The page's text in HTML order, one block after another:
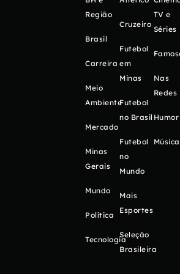
Região
Brasil
Carreira
Meio
Ambiente
Mercado
Minas
Gerais
Mundo
Política
Tecnologia
Cruzeiro
Futebol
em
Minas
Futebol
no Brasil
Futebol
no
Mundo
Mais
Esportes
Seleção
Brasileira
TV e
Séries
Nas
Redes
Humor
Música